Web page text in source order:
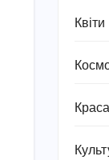
Квіти
Краса